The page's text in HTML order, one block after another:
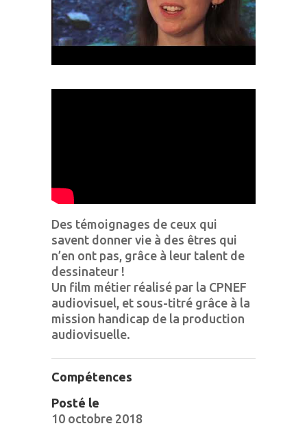
Des témoignages de ceux qui
savent donner vie à des êtres qui
n’en ont pas, grâce à leur talent de
dessinateur !
Un film métier réalisé par la CPNEF
audiovisuel, et sous-titré grâce à la
mission handicap de la production
audiovisuelle.
Compétences
Posté le
10 octobre 2018